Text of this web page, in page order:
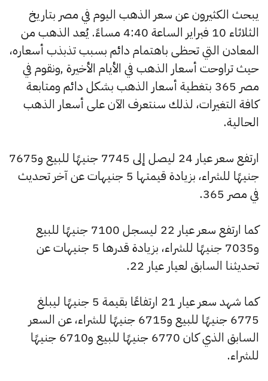
يبحث الكثيرون عن سعر الذهب اليوم في مصر بتاريخ
الثلاثاء 10 فبراير الساعة 4:40 مساءً. يُعد الذهب من
المعادن التي تحظى باهتمام دائم بسبب تذبذب أسعاره،
حيث تراوحت أسعار الذهب في الأيام الأخيرة ,ونقوم في
مصر 365 بتغطية أسعار الذهب بشكل دائم ومتابعة
كافة التغيرات، لذلك سنتعرف الآن على أسعار الذهب
الحالية.
ارتفع سعر عيار 24 ليصل إلى 7745 جنيهًا للبيع و7675
جنيهًا للشراء، بزيادة قيمتها 5 جنيهات عن آخر تحديث
في مصر 365.
كما ارتفع سعر عيار 22 ليسجل 7100 جنيهًا للبيع
و7035 جنيهًا للشراء، بزيادة قدرها 5 جنيهات عن
تحديثنا السابق لعيار عيار 22.
كما شهد سعر عيار 21 ارتفاعًا بقيمة 5 جنيهًا ليبلغ
6775 جنيهًا للبيع و6715 جنيهًا للشراء، عن السعر
السابق الذي كان 6770 جنيهًا للبيع و6710 جنيهًا
للشراء.